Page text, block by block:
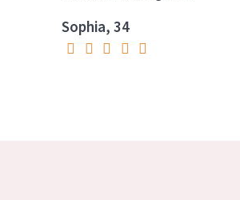
Sophia, 34